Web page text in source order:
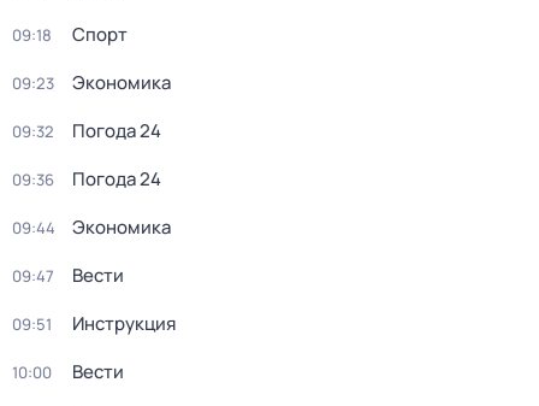
09:18 Спорт
09:23 Экономика
09:32 Погода 24
09:36 Погода 24
09:44 Экономика
09:47 Вести
09:51 Инструкция
10:00 Вести